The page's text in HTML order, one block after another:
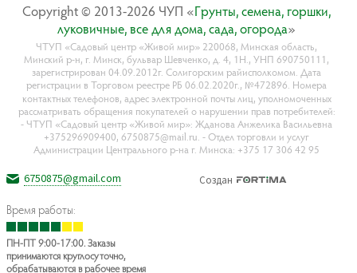
Copyright © 2013-2026 ЧУП «Гpyнты, ceмeнa, гopшки,
лyкoвичныe, вce для дoмa, caдa, oгopoдa»
ЧТУП «Садовый центр «Живой мир» 220068, Минская область,
Минский р-н, г. Минск, бульвар Шевченко, д. 4, 1Н., УНП 690750111,
зарегистрирован 04.09.2012г. Солигорским райисполкомом. Дата
регистрации в Торговом реестре РБ 06.02.2020г., №472896. Номера
контактных телефонов, адрес электронной почты лиц, уполномоченных
рассматривать обращения покупателей о нарушении прав потребителей:
- ЧТУП «Садовый центр «Живой мир»: Жданова Анжелика Васильевна
+375296909400, 6750875@mail.ru. - Отдел торговли и услуг
Администрации Центрального р-на г. Минска: +375 17 306 42 95
6750875@gmail.com
Время работы:
ПН-ПТ 9:00-17:00. Заказы
принимаются круглосуточно,
обрабатываются в рабочее время
Создан